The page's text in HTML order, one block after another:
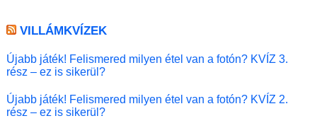
VILLÁMKVÍZEK
Újabb játék! Felismered milyen étel van a fotón? KVÍZ 3.
rész – ez is sikerül?
Újabb játék! Felismered milyen étel van a fotón? KVÍZ 2.
rész – ez is sikerül?